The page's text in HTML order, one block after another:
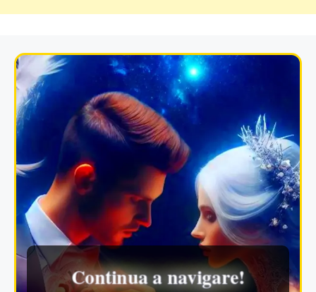
Continua a navigare!